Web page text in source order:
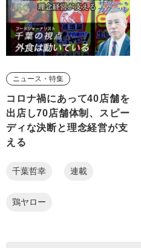
ニュース・特集
コロナ禍にあって40店舗を
出店し70店舗体制、スピー
ディな決断と理念経営が支
える
千葉哲幸 連載
鶏ヤロー